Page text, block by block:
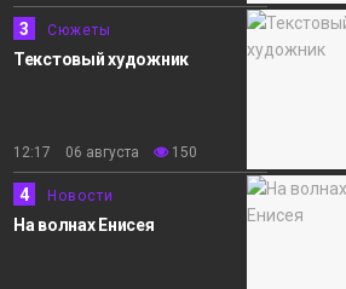
3 Сюжеты
Текстовый художник
12:17 06 августа 150
4 Новости
На волнах Енисея